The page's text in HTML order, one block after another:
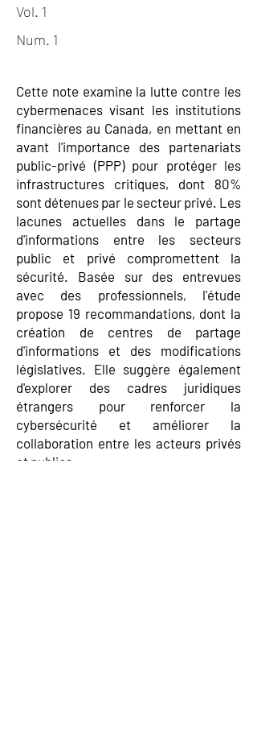
Vol. 1
Num. 1
Cette note examine la lutte contre les
cybermenaces visant les institutions
financières au Canada, en mettant en
avant l'importance des partenariats
public-privé (PPP) pour protéger les
infrastructures critiques, dont 80%
sont détenues par le secteur privé. Les
lacunes actuelles dans le partage
d'informations entre les secteurs
public et privé compromettent la
sécurité. Basée sur des entrevues
avec des professionnels, l'étude
propose 19 recommandations, dont la
création de centres de partage
d'informations et des modifications
législatives. Elle suggère également
d'explorer des cadres juridiques
étrangers pour renforcer la
cybersécurité et améliorer la
collaboration entre les acteurs privés
et publics.